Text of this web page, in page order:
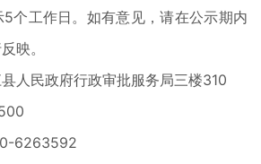
个工作日。如有意见，请在公示期内
映。
民政府行政审批服务局三楼310
6263592